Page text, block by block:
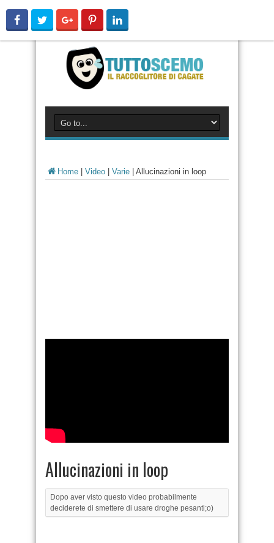
Home Video Varie Allucinazioni in loop
Allucinazioni in loop
Dopo aver visto questo video probabilmente
deciderete di smettere di usare droghe pesanti;o)